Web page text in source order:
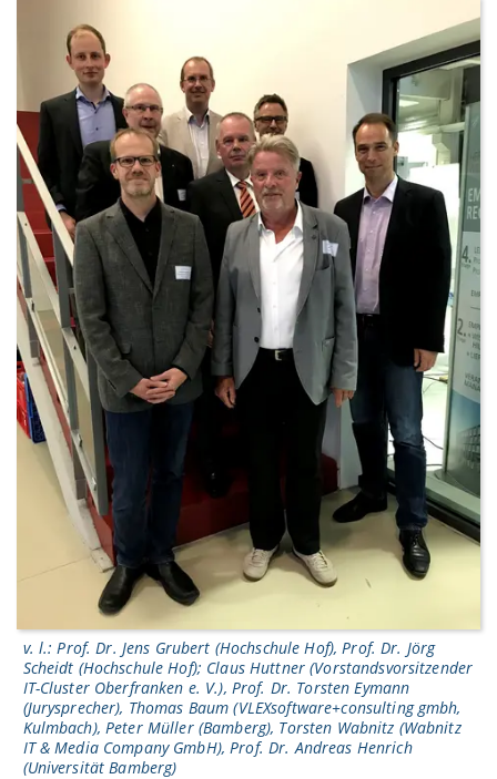
v. l.: Prof. Dr. Jens Grubert (Hochschule Hof), Prof. Dr. Jörg
Scheidt (Hochschule Hof); Claus Huttner (Vorstandsvorsitzender
IT-Cluster Oberfranken e. V.), Prof. Dr. Torsten Eymann
(Jurysprecher), Thomas Baum (VLEXsoftware+consulting gmbh,
Kulmbach), Peter Müller (Bamberg), Torsten Wabnitz (Wabnitz
IT & Media Company GmbH), Prof. Dr. Andreas Henrich
(Universität Bamberg)